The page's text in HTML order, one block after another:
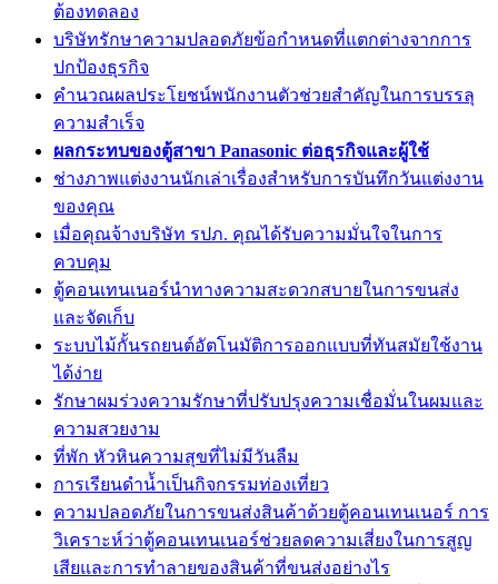
ต้องทดลอง
บริษัทรักษาความปลอดภัยข้อกำหนดที่แตกต่างจากการ
ปกป้องธุรกิจ
คำนวณผลประโยชน์พนักงานตัวช่วยสำคัญในการบรรลุ
ความสำเร็จ
ผลกระทบของตู้สาขา Panasonic ต่อธุรกิจและผู้ใช้
ช่างภาพแต่งงานนักเล่าเรื่องสำหรับการบันทึกวันแต่งงาน
ของคุณ
เมื่อคุณจ้างบริษัท รปภ. คุณได้รับความมั่นใจในการ
ควบคุม
ตู้คอนเทนเนอร์นำทางความสะดวกสบายในการขนส่ง
และจัดเก็บ
ระบบไม้กั้นรถยนต์อัตโนมัติการออกแบบที่ทันสมัยใช้งาน
ได้ง่าย
รักษาผมร่วงความรักษาที่ปรับปรุงความเชื่อมั่นในผมและ
ความสวยงาม
ที่พัก หัวหินความสุขที่ไม่มีวันลืม
การเรียนดำน้ำเป็นกิจกรรมท่องเที่ยว
ความปลอดภัยในการขนส่งสินค้าด้วยตู้คอนเทนเนอร์ การ
วิเคราะห์ว่าตู้คอนเทนเนอร์ช่วยลดความเสี่ยงในการสูญ
เสียและการทำลายของสินค้าที่ขนส่งอย่างไร